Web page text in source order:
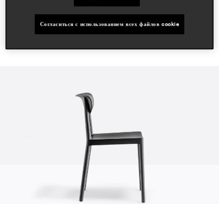
Согласиться с использованием всех файлов cookie